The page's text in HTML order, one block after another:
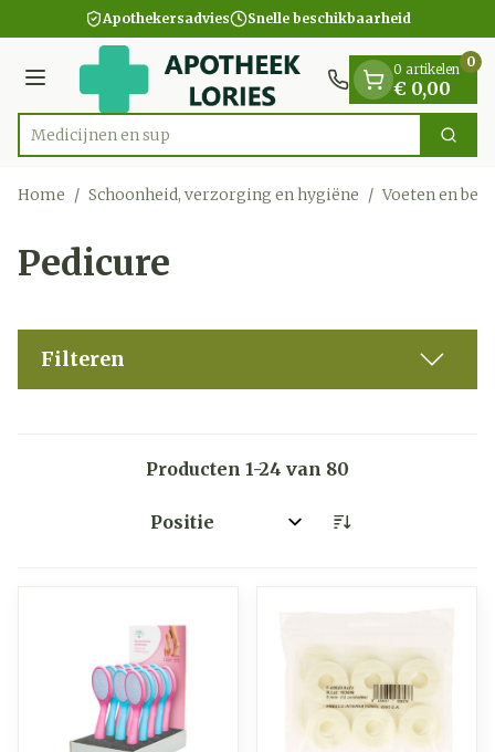
Ga naar de inhoudApothekersadvies Snelle beschikbaarheid
Menu
Product, merk, categorie... Zoek
0 artikelen
€ 0,00
0
Home / Schoonheid, verzorging en hygiëne / Voeten en
Pedicure
Filteren
Producten 1-24 van 80
Sorteer op: